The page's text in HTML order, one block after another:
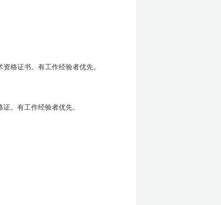
格证书。有工作经验者优先。
。有工作经验者优先。